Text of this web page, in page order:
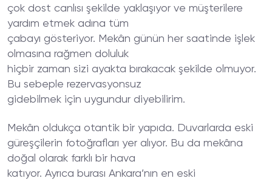
çok dost canlısı şekilde yaklaşıyor ve müşterilere
yardım etmek adına tüm
çabayı gösteriyor. Mekân günün her saatinde işlek
olmasına rağmen doluluk
hiçbir zaman sizi ayakta bırakacak şekilde olmuyor.
Bu sebeple rezervasyonsuz
gidebilmek için uygundur diyebilirim.
Mekân oldukça otantik bir yapıda. Duvarlarda eski
güreşçilerin fotoğrafları yer alıyor. Bu da mekâna
doğal olarak farklı bir hava
katıyor. Ayrıca burası Ankara’nın en eski